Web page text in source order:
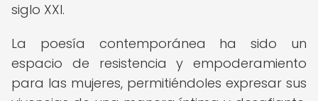
siglo XXI.
La poesía contemporánea ha sido un
espacio de resistencia y empoderamiento
para las mujeres, permitiéndoles expresar sus